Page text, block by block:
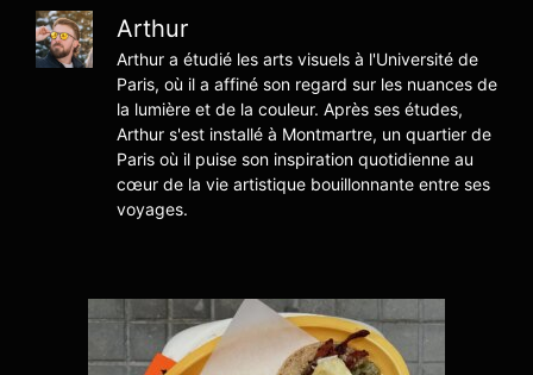
Arthur
Arthur a étudié les arts visuels à l'Université de
Paris, où il a affiné son regard sur les nuances de
la lumière et de la couleur. Après ses études,
Arthur s'est installé à Montmartre, un quartier de
Paris où il puise son inspiration quotidienne au
cœur de la vie artistique bouillonnante entre ses
voyages.